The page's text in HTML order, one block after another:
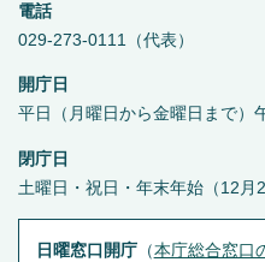
電話
029-273-0111（代表）
開庁日
平日（月曜日から金曜日まで）
閉庁日
土曜日・祝日・年末年始（12月
日曜窓口開庁（本庁総合窓口